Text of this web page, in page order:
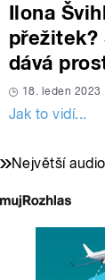
Ilona
přežitek?
dává
18. leden 2023
Jak to vidí...
Největší